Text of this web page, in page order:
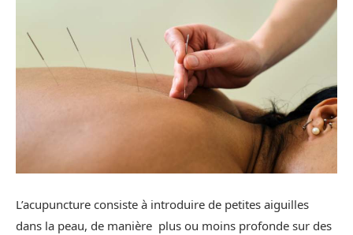
L’acupuncture consiste à introduire de petites aiguilles
dans la peau, de manière plus ou moins profonde sur des